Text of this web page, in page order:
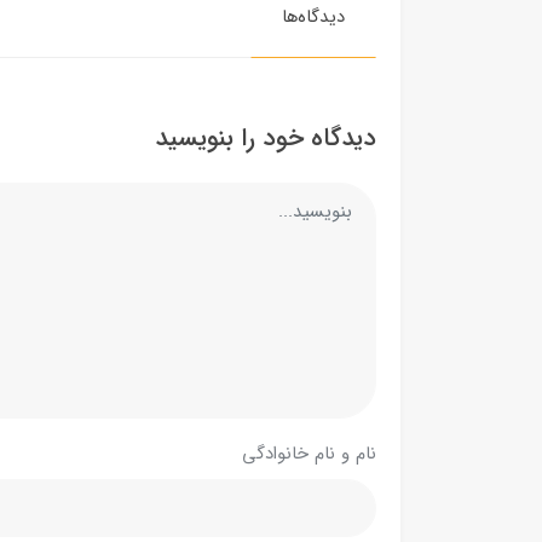
دیدگاه‌ها
دیدگاه خود را بنویسید
نام و نام خانوادگی